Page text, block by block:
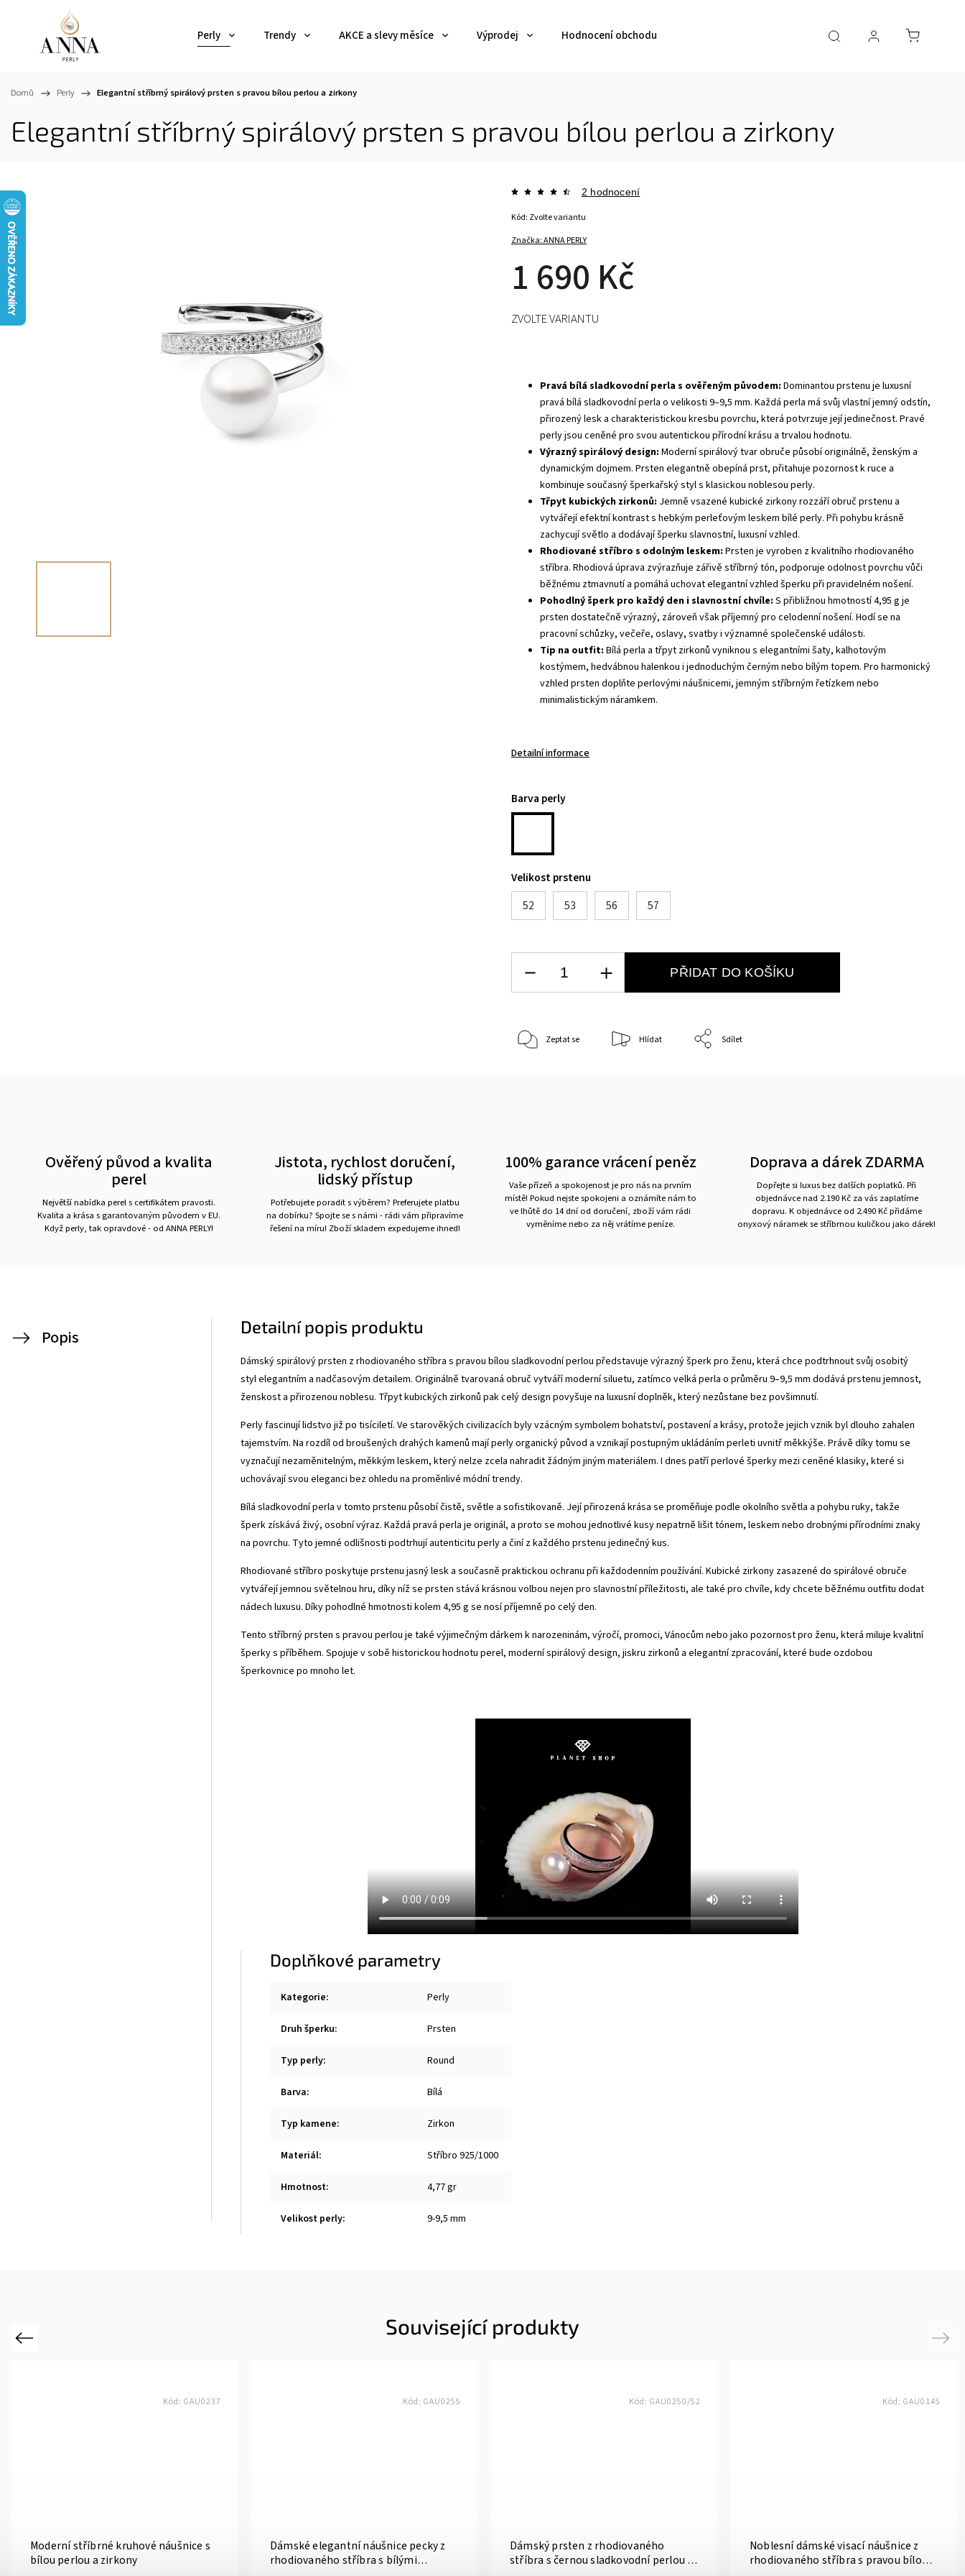
Perly Trendy AKCE a slevy měsíce Výprodej Hodnocení obchodu
Domů / Perly / Elegantní stříbrný spirálový prsten s pravou bílou perlou a zirkony
Elegantní stříbrný spirálový prsten s pravou bílou perlou a zirkony
Značka:ANNA PERLY
2 hodnocení
1 690 Kč
Kód: Zvolte variantu
Pravá bílá sladkovodní perla s ověřeným původem: Dominantou prstenu je luxusní
pravá bílá sladkovodní perla o velikosti 9–9,5 mm. Každá perla má svůj vlastní jemný odstín,
přirozený lesk a charakteristickou kresbu povrchu, která potvrzuje její jedinečnost. Pravé
perly jsou ceněné pro svou autentickou přírodní krásu a trvalou hodnotu.
Výrazný spirálový design: Moderní spirálový tvar obruče působí originálně, ženským a
dynamickým dojmem. Prsten elegantně obepíná prst, přitahuje pozornost k ruce a
kombinuje současný šperkařský styl s klasickou noblesou perly.
Třpyt kubických zirkonů: Jemně vsazené kubické zirkony rozzáří obruč prstenu a
vytvářejí efektní kontrast s hebkým perleťovým leskem bílé perly. Při pohybu krásně
zachycují světlo a dodávají šperku slavnostní, luxusní vzhled.
Rhodiované stříbro s odolným leskem: Prsten je vyroben z kvalitního rhodiovaného
stříbra. Rhodiová úprava zvýrazňuje zářivě stříbrný tón, podporuje odolnost povrchu vůči
běžnému ztmavnutí a pomáhá uchovat elegantní vzhled šperku při pravidelném nošení.
Pohodlný šperk pro každý den i slavnostní chvíle: S přibližnou hmotností 4,95 g je
prsten dostatečně výrazný, zároveň však příjemný pro celodenní nošení. Hodí se na
pracovní schůzky, večeře, oslavy, svatby i významné společenské události.
Tip na outfit: Bílá perla a třpyt zirkonů vyniknou s elegantními šaty, kalhotovým
kostýmem, hedvábnou halenkou i jednoduchým černým nebo bílým topem. Pro harmonický
vzhled prsten doplňte perlovými náušnicemi, jemným stříbrným řetízkem nebo
minimalistickým náramkem.
Detailní informace
Barva perly
Velikost prstenu
52
53 56 57
ZVOLTE VARIANTU
PŘIDAT DO KOŠÍKU
Zeptat se Hlídat Sdílet
Ověřený původ a kvalita
perel
Největší nabídka perel s certifikátem pravosti.
Kvalita a krása s garantovaným původem v EU.
Když perly, tak opravdové - od ANNA PERLY!
Jistota, rychlost doručení,
lidský přístup
Potřebujete poradit s výběrem? Preferujete platbu
na dobírku? Spojte se s námi - rádi vám připravíme
řešení na míru! Zboží skladem expedujeme ihned!
100% garance vrácení peněz
Vaše přízeň a spokojenost je pro nás na prvním
místě! Pokud nejste spokojeni a oznámíte nám to
ve lhůtě do 14 dní od doručení, zboží vám rádi
vyměníme nebo za něj vrátíme peníze.
Doprava a dárek ZDARMA
Dopřejte si luxus bez dalších poplatků. Při
objednávce nad 2.190 Kč za vás zaplatíme
dopravu. K objednávce od 2.490 Kč přidáme
onyxový náramek se stříbrnou kuličkou jako dárek!
Popis Detailní popis produktu
Dámský spirálový prsten z rhodiovaného stříbra s pravou bílou sladkovodní perlou představuje výrazný šperk pro ženu, která chce podtrhnout svůj osobitý
styl elegantním a nadčasovým detailem. Originálně tvarovaná obruč vytváří moderní siluetu, zatímco velká perla o průměru 9–9,5 mm dodává prstenu jemnost,
ženskost a přirozenou noblesu. Třpyt kubických zirkonů pak celý design povyšuje na luxusní doplněk, který nezůstane bez povšimnutí.
Perly fascinují lidstvo již po tisíciletí. Ve starověkých civilizacích byly vzácným symbolem bohatství, postavení a krásy, protože jejich vznik byl dlouho zahalen
tajemstvím. Na rozdíl od broušených drahých kamenů mají perly organický původ a vznikají postupným ukládáním perleti uvnitř měkkýše. Právě díky tomu se
vyznačují nezaměnitelným, měkkým leskem, který nelze zcela nahradit žádným jiným materiálem. I dnes patří perlové šperky mezi ceněné klasiky, které si
uchovávají svou eleganci bez ohledu na proměnlivé módní trendy.
Bílá sladkovodní perla v tomto prstenu působí čistě, světle a sofistikovaně. Její přirozená krása se proměňuje podle okolního světla a pohybu ruky, takže
šperk získává živý, osobní výraz. Každá pravá perla je originál, a proto se mohou jednotlivé kusy nepatrně lišit tónem, leskem nebo drobnými přírodními znaky
na povrchu. Tyto jemné odlišnosti podtrhují autenticitu perly a činí z každého prstenu jedinečný kus.
Rhodiované stříbro poskytuje prstenu jasný lesk a současně praktickou ochranu při každodenním používání. Kubické zirkony zasazené do spirálové obruče
vytvářejí jemnou světelnou hru, díky níž se prsten stává krásnou volbou nejen pro slavnostní příležitosti, ale také pro chvíle, kdy chcete běžnému outfitu dodat
nádech luxusu. Díky pohodlné hmotnosti kolem 4,95 g se nosí příjemně po celý den.
Tento stříbrný prsten s pravou perlou je také výjimečným dárkem k narozeninám, výročí, promoci, Vánocům nebo jako pozornost pro ženu, která miluje kvalitní
šperky s příběhem. Spojuje v sobě historickou hodnotu perel, moderní spirálový design, jiskru zirkonů a elegantní zpracování, které bude ozdobou
šperkovnice po mnoho let.
Doplňkové parametry
Kategorie: Perly
Druh šperku: Prsten
Typ perly: Round
Barva: Bílá
Typ kamene: Zirkon
Materiál: Stříbro 925/1000
Hmotnost: 4,77 gr
Velikost perly: 9-9,5 mm
Související produkty
Previous
Moderní stříbrné kruhové náušnice s
bílou perlou a zirkony
Kód: GAU0237
Dámské elegantní náušnice pecky z
rhodiovaného stříbra s bílými
Kód: GAU0255
Dámský prsten z rhodiovaného
stříbra s černou sladkovodní perlou a
Kód: GAU0250/52
Noblesní dámské visací náušnice z
rhodiovaného stříbra s pravou bílou
Kód: GAU0145
Next